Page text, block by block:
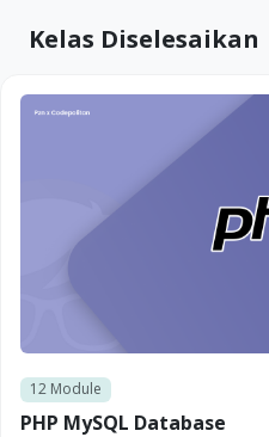
Kelas Diselesaikan
12Module
PHP MySQL Database